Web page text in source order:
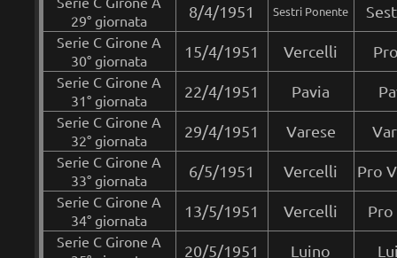
29° giornata
8/4/1951 Sestri Ponente
Serie C Girone A
30° giornata
15/4/1951 Vercelli
Serie C Girone A
31° giornata
22/4/1951 Pavia
Serie C Girone A
32° giornata
29/4/1951 Varese
Serie C Girone A
33° giornata
6/5/1951 Vercelli Pro
Serie C Girone A
34° giornata
13/5/1951 Vercelli
Serie C Girone A
20/5/1951 Luino